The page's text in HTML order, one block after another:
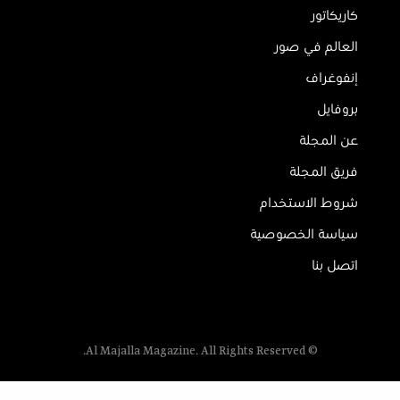
كاريكاتور
العالم في صور
إنفوغراف
بروفايل
عن المجلة
فريق المجلة
شروط الاستخدام
سياسة الخصوصية
اتصل بنا
© Al Majalla Magazine. All Rights Reserved.